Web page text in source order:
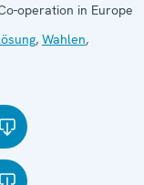
operation in Europe
, Wahlen,